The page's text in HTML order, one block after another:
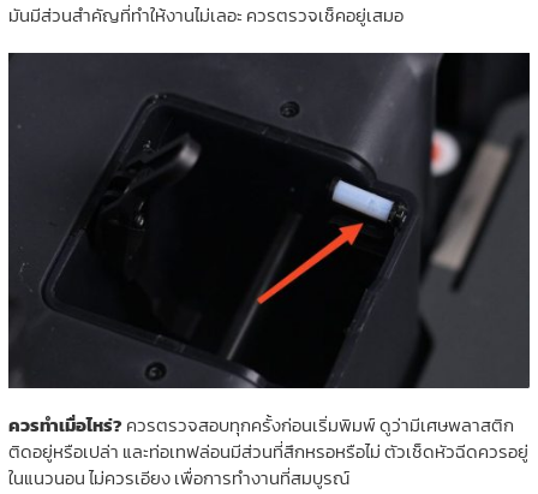
มันมีส่วนสำคัญที่ทำให้งานไม่เลอะ ควรตรวจเช็คอยู่เสมอ
ควรทำเมื่อไหร่? ควรตรวจสอบทุกครั้งก่อนเริ่มพิมพ์ ดูว่ามีเศษพลาสติก
ติดอยู่หรือเปล่า และท่อเทฟล่อนมีส่วนที่สึกหรอหรือไม่ ตัวเช็ดหัวฉีดควรอยู่
ในแนวนอน ไม่ควรเอียง เพื่อการทำงานที่สมบูรณ์